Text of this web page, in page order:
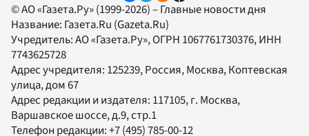
© АО «Газета.Ру» (1999-2026) – Главные новости дня
Название: Газета.Ru (Gazeta.Ru)
Учредитель:АО «Газета.Ру», ОГРН 1067761730376, ИНН
7743625728
Адрес учредителя: 125239, Россия, Москва, Коптевская
улица, дом 67
Адрес редакции и издателя: 117105, г. Москва,
Варшавское шоссе, д.9, стр.1
Телефон редакции:+7 (495) 785-00-12